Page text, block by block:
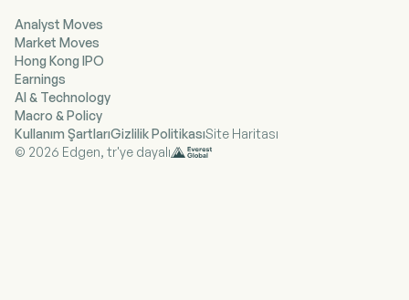
(NEPA) üzerinde yer alan doğal gaz ve doğal gaz
sıvıları (NGL) varlıklarının edinimi, işletilmesi ve
geliştirilmesiyle ilgilenmektedir. Şirketin BKV-BPP
Power Ortak Girişimi'nde (Joint Venture) %50
oranında ortaklık payı bulunmaktadır. Bu ortak
girişim, Texas'ın Temple şehrinde yer alan
Elektrik Güvenilirlik Konseyi (ERCOT) Kuzey
Bölgesinde konumlanan Temple Plants adlı
Analyst Moves
Market Moves
Hong Kong IPO
Earnings
AI & Technology
Macro & Policy
Kullanım ŞartlarıGizlilik PolitikasıSite Haritası
© 2026 Edgen, tr'ye dayalı